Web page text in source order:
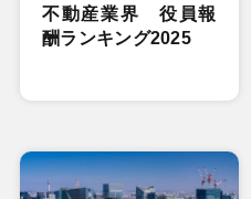
不動産業界 役員報
酬ランキング2025